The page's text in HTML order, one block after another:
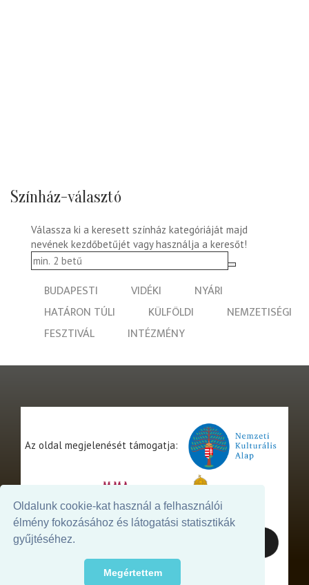
Oldalunk cookie-kat használ a felhasználói
élmény fokozásához és látogatási statisztikák
gyűjtéséhez.
Megértettem
Színház-választó
Válassza ki a keresett színház kategóriáját majd
nevének kezdőbetűjét vagy használja a keresőt!
BUDAPESTI VIDÉKI
NYÁRI
HATÁRON TÚLI
KÜLFÖLDI
NEMZETISÉGI
FESZTIVÁL
INTÉZMÉNY
Az oldal megjelenését támogatja: